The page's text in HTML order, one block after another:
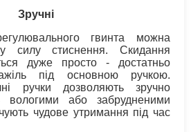
Зручні
гвинта можна
силу стиснення. Скидання
дуже просто - достатньо
під основною ручкою.
ручки дозволяють зручно
вологими або забрудненими
чудове утримання під час